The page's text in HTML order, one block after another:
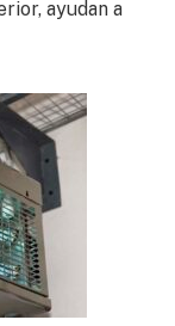
ayudan a